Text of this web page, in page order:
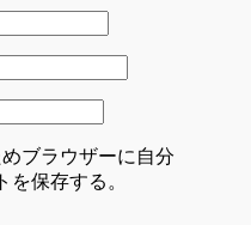
ブラウザーに自分
保存する。